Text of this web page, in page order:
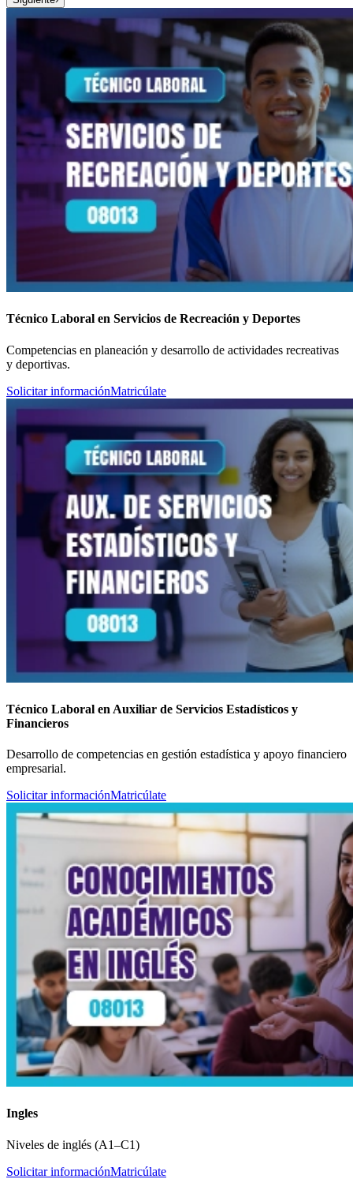
Técnico Laboral en Servicios de Recreación y Deportes
Competencias en planeación y desarrollo de actividades recreativas
y deportivas.
Solicitar informaciónMatricúlate
Técnico Laboral en Auxiliar de Servicios Estadísticos y
Financieros
Desarrollo de competencias en gestión estadística y apoyo financiero
empresarial.
Solicitar informaciónMatricúlate
Ingles
Niveles de inglés (A1–C1)
Solicitar informaciónMatricúlate